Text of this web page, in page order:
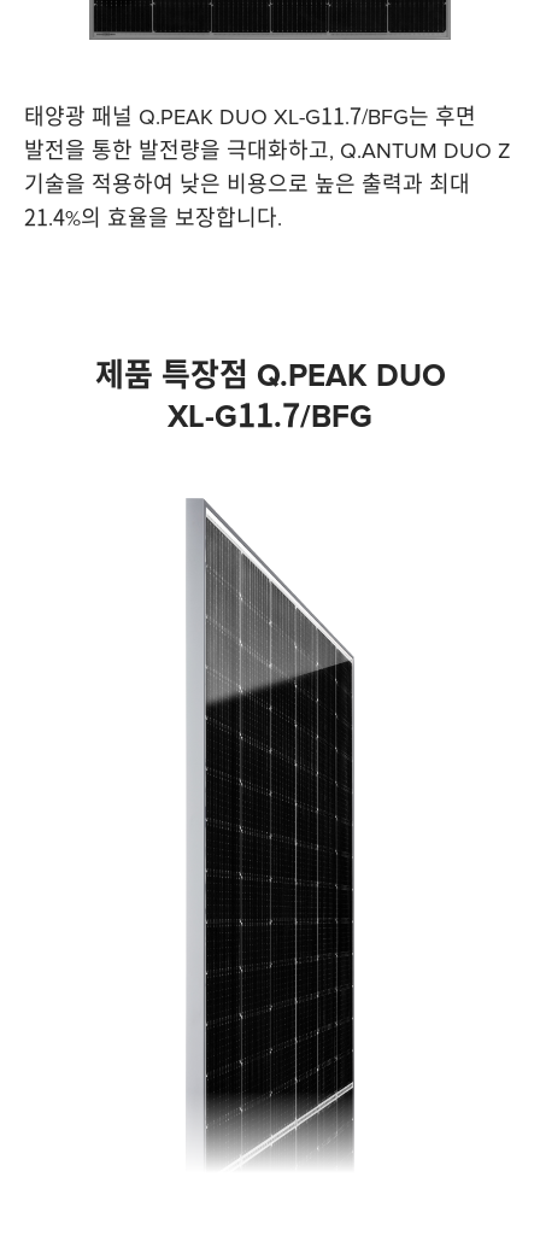
태양광 패널 Q.PEAK DUO XL-G11.7/BFG는 후면
발전을 통한 발전량을 극대화하고, Q.ANTUM DUO Z
기술을 적용하여 낮은 비용으로 높은 출력과 최대
21.4%의 효율을 보장합니다.
제품 특장점 Q.PEAK DUO
XL-G11.7/BFG